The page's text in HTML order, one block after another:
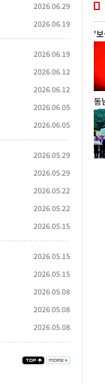
2026.06.29
2026.06.19
2026.06.19
2026.06.12
2026.06.12
2026.06.05
2026.06.05
2026.05.29
2026.05.29
2026.05.22
2026.05.22
2026.05.15
2026.05.15
2026.05.15
2026.05.08
2026.05.08
2026.05.08
'
동